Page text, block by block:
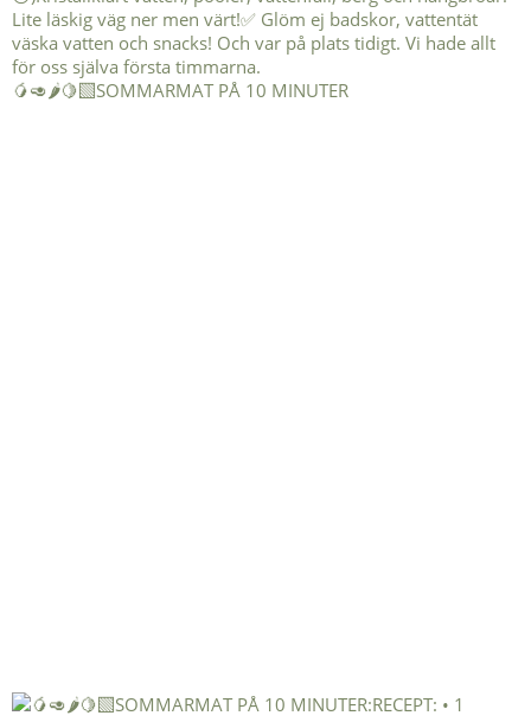
🥭🥑🌶️🍋‍🟩SOMMARMAT PÅ 10 MINUTER